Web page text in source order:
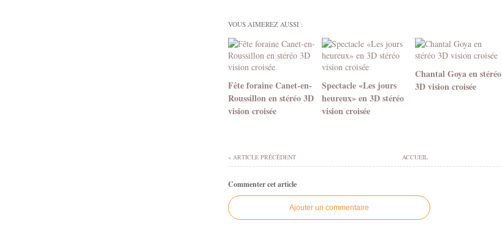
VOUS AIMEREZ AUSSI :
Fête foraine Canet-en-
Roussillon en stéréo 3D
vision croisée
Spectacle «Les jours
heureux» en 3D stéréo
vision croisée
Chantal Goya en stéréo
3D vision croisée
ACCUEIL
« ARTICLE PRÉCÉDENT
Commenter cet article
Ajouter un commentaire